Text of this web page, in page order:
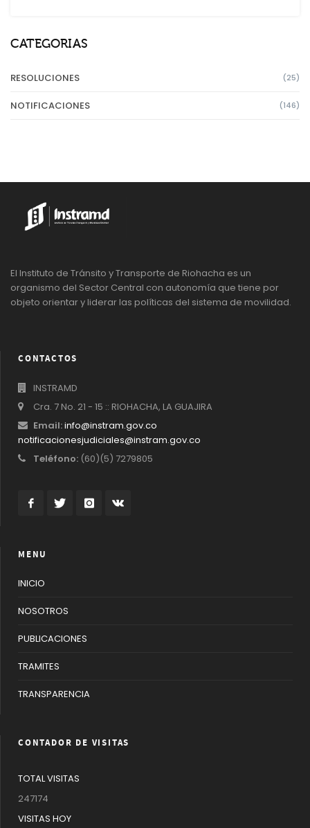
CATEGORIAS
(25)
RESOLUCIONES
(146)
NOTIFICACIONES
El Instituto de Tránsito y Transporte de Riohacha es un
organismo del Sector Central con autonomía que tiene por
objeto orientar y liderar las políticas del sistema de movilidad.
CONTACTOS
INSTRAMD
Cra. 7 No. 21 - 15 :: RIOHACHA, LA GUAJIRA
Email:info@instram.gov.co
notificacionesjudiciales@instram.gov.co
Teléfono: (60)(5) 7279805
MENU
INICIO
NOSOTROS
PUBLICACIONES
TRAMITES
TRANSPARENCIA
CONTADOR DE VISITAS
TOTAL VISITAS
247174
VISITAS HOY